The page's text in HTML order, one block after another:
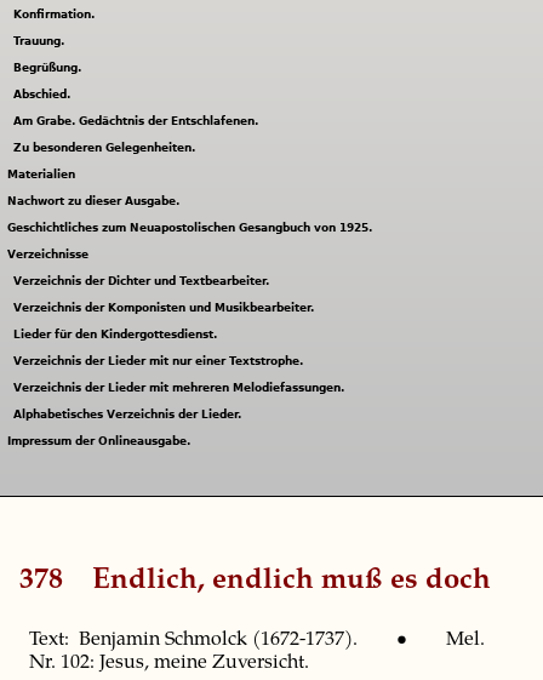
Konfirmation.
Trauung.
Begrüßung.
Abschied.
Am Grabe. Gedächtnis der Entschlafenen.
Zu besonderen Gelegenheiten.
Materialien
Nachwort zu dieser Ausgabe.
Geschichtliches zum Neuapostolischen Gesangbuch von 1925.
Verzeichnisse
Verzeichnis der Dichter und Textbearbeiter.
Verzeichnis der Komponisten und Musikbearbeiter.
Lieder für den Kindergottesdienst.
Verzeichnis der Lieder mit nur einer Textstrophe.
Verzeichnis der Lieder mit mehreren Melodiefassungen.
Alphabetisches Verzeichnis der Lieder.
Impressum der Onlineausgabe.
378 Endlich, endlich muß es doch
Text: Benjamin Schmolck (1672-1737). • Mel.
Nr. 102: Jesus, meine Zuversicht.